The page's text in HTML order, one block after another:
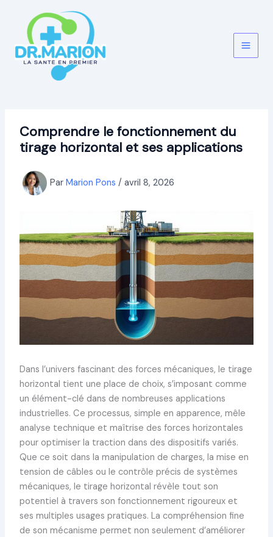
contenu
Comprendre le fonctionnement du
tirage horizontal et ses applications
Par Marion Pons / avril 8, 2026
Dans l’univers fascinant des forces mécaniques, le tirage
horizontal tient une place de choix, s’imposant comme
un élément-clé dans de nombreuses applications
industrielles. Ce processus, simple en apparence, mêle
analyse technique et maîtrise des forces horizontales
pour optimiser la traction dans des dispositifs variés.
Que ce soit dans la manipulation de charges, la mise en
tension de câbles ou le contrôle précis de systèmes
mécaniques, le tirage horizontal révèle tout son
potentiel à travers son fonctionnement rigoureux et
ses multiples usages pratiques. La compréhension fine
de son mécanisme permet non seulement d’améliorer